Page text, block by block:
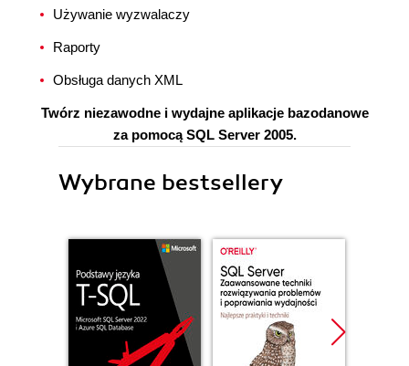
Używanie wyzwalaczy
Raporty
Obsługa danych XML
Twórz niezawodne i wydajne aplikacje bazodanowe
za pomocą SQL Server 2005.
Wybrane bestsellery